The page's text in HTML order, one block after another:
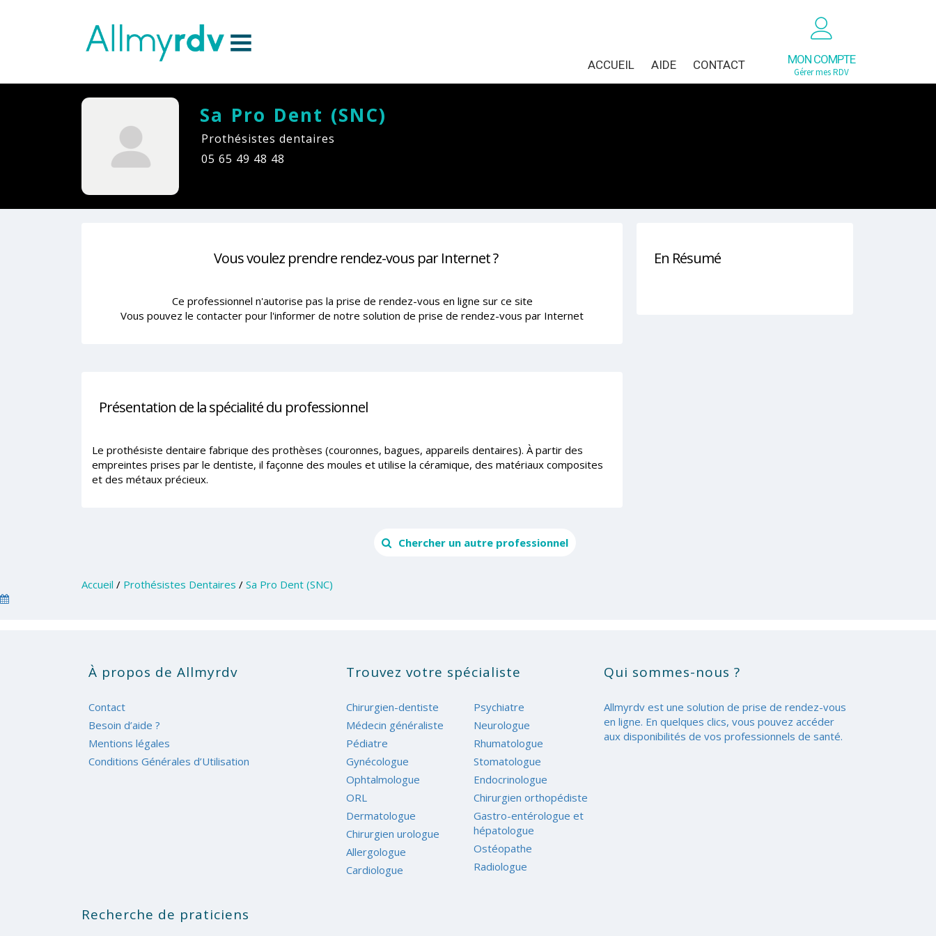
MON COMPTE
Gérer mes RDV
ACCUEIL AIDE CONTACT
Sa Pro Dent (SNC)
Prothésistes dentaires
05 65 49 48 48
En Résumé
Vous voulez prendre rendez-vous par Internet ?
Ce professionnel n'autorise pas la prise de rendez-vous en ligne sur ce site
Vous pouvez le contacter pour l'informer de notre solution de prise de rendez-vous par Internet
Présentation de la spécialité du professionnel
Le prothésiste dentaire fabrique des prothèses (couronnes, bagues, appareils dentaires). À partir des
empreintes prises par le dentiste, il façonne des moules et utilise la céramique, des matériaux composites
et des métaux précieux.
Chercher un autre professionnel
Accueil / Prothésistes Dentaires / Sa Pro Dent (SNC)
À propos de Allmyrdv
Contact
Besoin d’aide ?
Mentions légales
Conditions Générales d’Utilisation
Trouvez votre spécialiste
Chirurgien-dentiste
Médecin généraliste
Pédiatre
Gynécologue
Ophtalmologue
ORL
Dermatologue
Chirurgien urologue
Allergologue
Cardiologue
Psychiatre
Neurologue
Rhumatologue
Stomatologue
Endocrinologue
Chirurgien orthopédiste
Gastro-entérologue et
hépatologue
Ostéopathe
Radiologue
Qui sommes-nous ?
Allmyrdv est une solution de prise de rendez-vous
en ligne. En quelques clics, vous pouvez accéder
aux disponibilités de vos professionnels de santé.
Recherche de praticiens